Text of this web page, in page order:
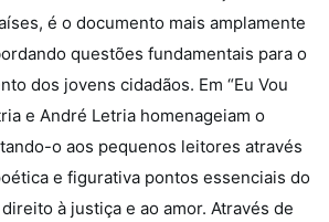
é o documento mais amplamente
questões fundamentais para o
dos jovens cidadãos. Em “Eu Vou
e André Letria homenageiam o
o aos pequenos leitores através
e figurativa pontos essenciais do
à justiça e ao amor. Através de